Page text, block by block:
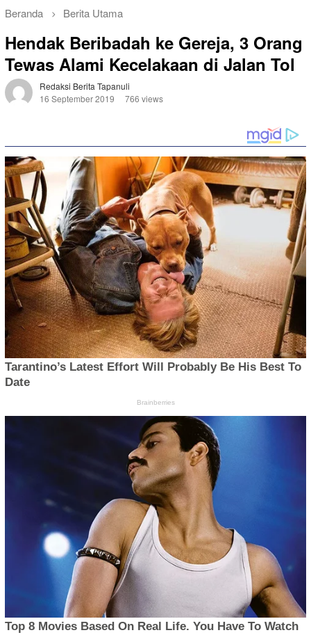
Beranda Berita Utama
Hendak Beribadah ke Gereja, 3 Orang
Tewas Alami Kecelakaan di Jalan Tol
Redaksi Berita Tapanuli
16 September 2019
766 views